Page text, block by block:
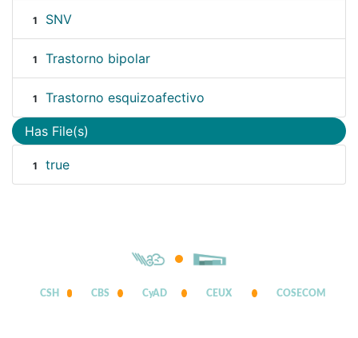
1 SNV
1 Trastorno bipolar
1 Trastorno esquizoafectivo
Has File(s)
1 true
CSH CBS CyAD CEUX COSECOM